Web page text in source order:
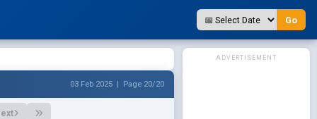
Go
03 Feb 2025 | Page 20/20
ADVERTISEMENT